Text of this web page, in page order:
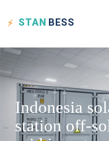
STAN BESS
Indonesia
station off-